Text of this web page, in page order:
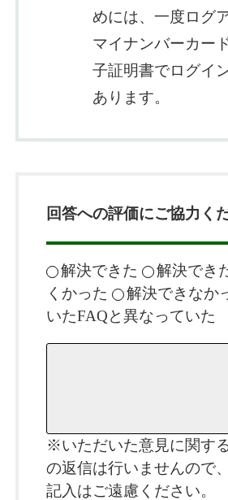
めには、一度ログ
マイナンバーカー
子証明書でログイ
あります。
回答への評価にご協力く
解決できた
解決でき
くかった
解決できなか
いたFAQと異なっていた
※いただいた意見に関す
の返信は行いませんので
記入はご遠慮ください。